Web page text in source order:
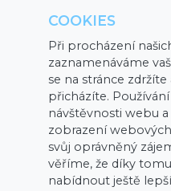
COOKIES
Při procházení
zaznamenáváme
se na stránce
přicházíte.
návštěvnosti webu
zobrazení
svůj oprávněný
věříme, že díky
nabídnout ještě